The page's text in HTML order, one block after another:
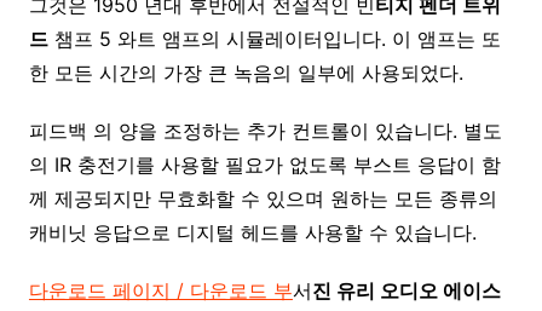
그것은 1950 년대 후반에서 전설적인 빈티지 펜더 트위
드챔프 5 와트 앰프의 시뮬레이터입니다. 이 앰프는 또
한 모든 시간의 가장 큰 녹음의 일부에 사용되었다.
피드백 의 양을 조정하는 추가 컨트롤이 있습니다. 별도
의 IR 충전기를 사용할 필요가 없도록 부스트 응답이 함
께 제공되지만 무효화할 수 있으며 원하는 모든 종류의
캐비닛 응답으로 디지털 헤드를 사용할 수 있습니다.
다운로드 페이지 / 다운로드 부서진 유리 오디오 에이스